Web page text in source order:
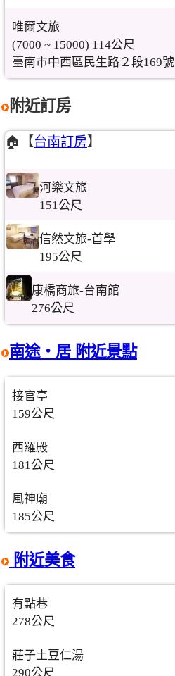
唯爾文旅
(7000 ~ 15000) 114公尺
臺南市中西區民生路２段169號
附近訂房
🏠【台南訂房】
河樂文旅
151公尺
信然文旅-首學
195公尺
康橋商旅-台南館
276公尺
南途‧居 附近景點
接官亭
159公尺
西羅殿
181公尺
風神廟
185公尺
附近美食
有點巷
278公尺
莊子土豆仁湯
290公尺